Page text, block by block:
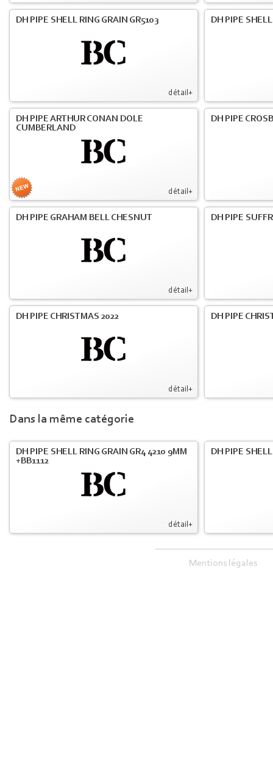
détail+
DH PIPE SHELL RING GRAIN GR5103 DH PIPE
détail+
DH PIPE ARTHUR CONAN DOLE
CUMBERLAND
DH PIPE
détail+
DH PIPE GRAHAM BELL CHESNUT DH PIPE
détail+
DH PIPE CHRISTMAS 2022 DH PIPE
Dans la même catégorie
détail+
DH PIPE SHELL RING GRAIN GR4 4210 9MM
+BB1112
DH PIPE
Mentions légales